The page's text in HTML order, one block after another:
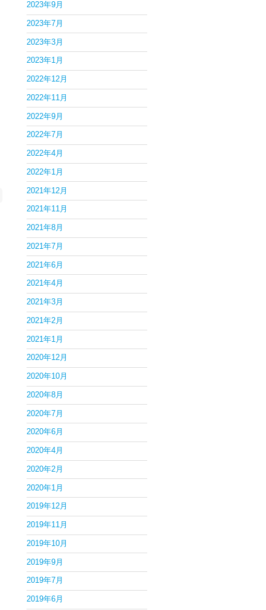
2023年9月
2023年7月
2023年3月
2023年1月
2022年12月
2022年11月
2022年9月
2022年7月
2022年4月
2022年1月
2021年12月
2021年11月
2021年8月
2021年7月
2021年6月
2021年4月
2021年3月
2021年2月
2021年1月
2020年12月
2020年10月
2020年8月
2020年7月
2020年6月
2020年4月
2020年2月
2020年1月
2019年12月
2019年11月
2019年10月
2019年9月
2019年7月
2019年6月